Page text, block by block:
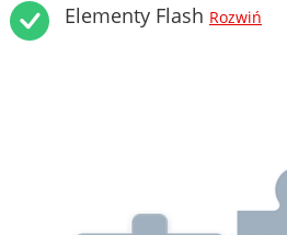
Elementy Flash Rozwiń